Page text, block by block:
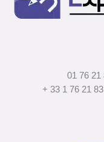
01 76 21
+ 33 1 76 21